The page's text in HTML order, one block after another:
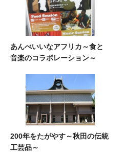
あんべいいなアフリカ～食と
音楽のコラボレーション～
200年をたがやす～秋田の伝統
工芸品～